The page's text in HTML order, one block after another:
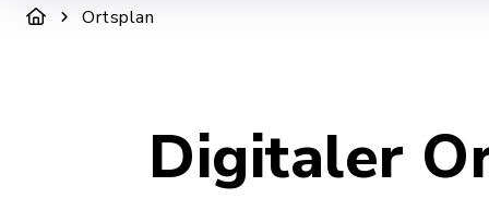
Ortsplan
Digitaler